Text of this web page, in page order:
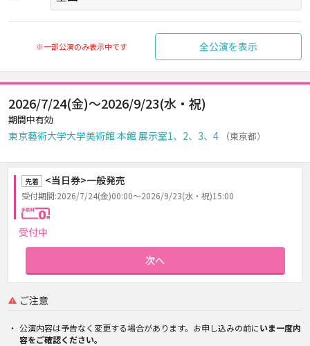
※一部公演のみ表示中です 全公演を表示
2026/7/24(金)～2026/9/23(水・祝)
期間中有効
東京藝術大学大学美術館 本館 展示室1、2、3、4 （東京都）
先着 <当日券>一般発売
受付期間:2026/7/24(金)00:00～2026/9/23(水・祝)15:00
受付中
次へ
ご注意
公演内容は予告なく変更する場合があります。お申し込みの前にいま一度内
容をご確認ください。